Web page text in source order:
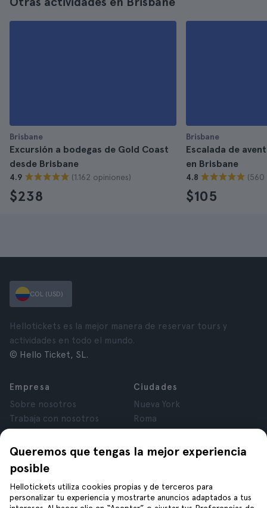
Brisbane
Excursión a bodegas de Gold Coast
desde Brisbane
4.9 (1.162 opiniones)
$238
Brisbane
Escalada de
en Brisbane
4.8 (560
$105
Queremos que tengas la mejor experiencia
posible
Hellotickets utiliza cookies propias y de terceros para
personalizar tu experiencia y mostrarte anuncios adaptados a tus
COL (USD)
Hellotickets es la mejor manera de reservar tours y
actividades en todo el mundo.
© Hello Ticket, SL.
Empresa
Sobre nosotros
Trabaja con nosotros
Opiniones
Privacidad
Términos y Condiciones
Aviso Legal
Cookies
Ciudades
Nueva York
Roma
Londres
Granada
Tenerife